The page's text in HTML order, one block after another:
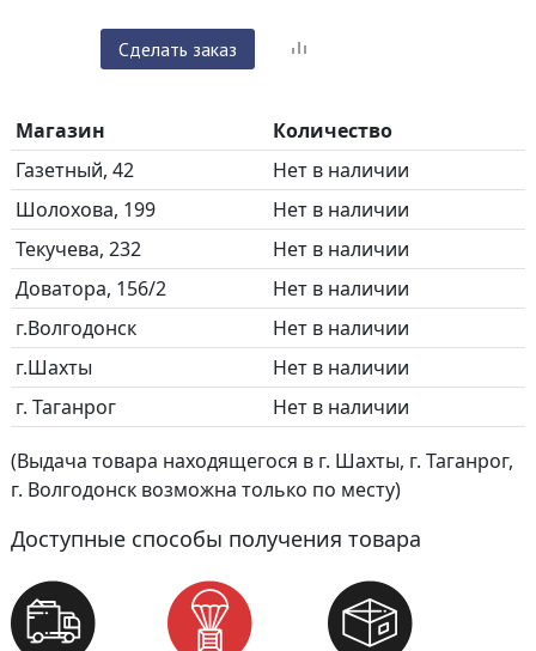
Сделать заказ
Магазин
Количество
Газетный, 42
Нет в наличии
Шолохова, 199
Нет в наличии
Текучева, 232
Нет в наличии
Доватора, 156/2
Нет в наличии
г.Волгодонск
Нет в наличии
г.Шахты
Нет в наличии
г. Таганрог
Нет в наличии
(Выдача товара находящегося в г. Шахты, г. Таганрог,
г. Волгодонск возможна только по месту)
Доступные способы получения товара